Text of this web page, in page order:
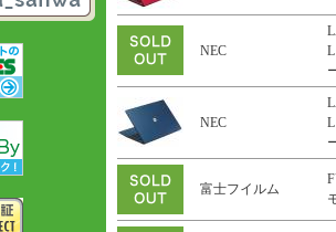
NEC
NEC
富士フイルム